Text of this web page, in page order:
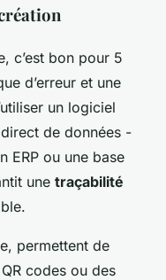
c’est bon pour 5
d’erreur et une
un logiciel
de données -
ERP ou une base
une traçabilité
permettent de
codes ou des